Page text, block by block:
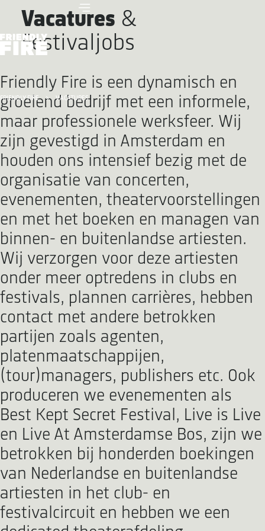
FRIENDLY FIRE VACATURES
Vacatures &
Festivaljobs
Friendly Fire is een dynamisch en
groeiend bedrijf met een informele,
maar professionele werksfeer. Wij
zijn gevestigd in Amsterdam en
houden ons intensief bezig met de
organisatie van concerten,
evenementen, theatervoorstellingen
en met het boeken en managen van
binnen- en buitenlandse artiesten.
Wij verzorgen voor deze artiesten
onder meer optredens in clubs en
festivals, plannen carrières, hebben
contact met andere betrokken
partijen zoals agenten,
platenmaatschappijen,
(tour)managers, publishers etc. Ook
produceren we evenementen als
Best Kept Secret Festival, Live is Live
en Live At Amsterdamse Bos, zijn we
betrokken bij honderden boekingen
van Nederlandse en buitenlandse
artiesten in het club- en
festivalcircuit en hebben we een